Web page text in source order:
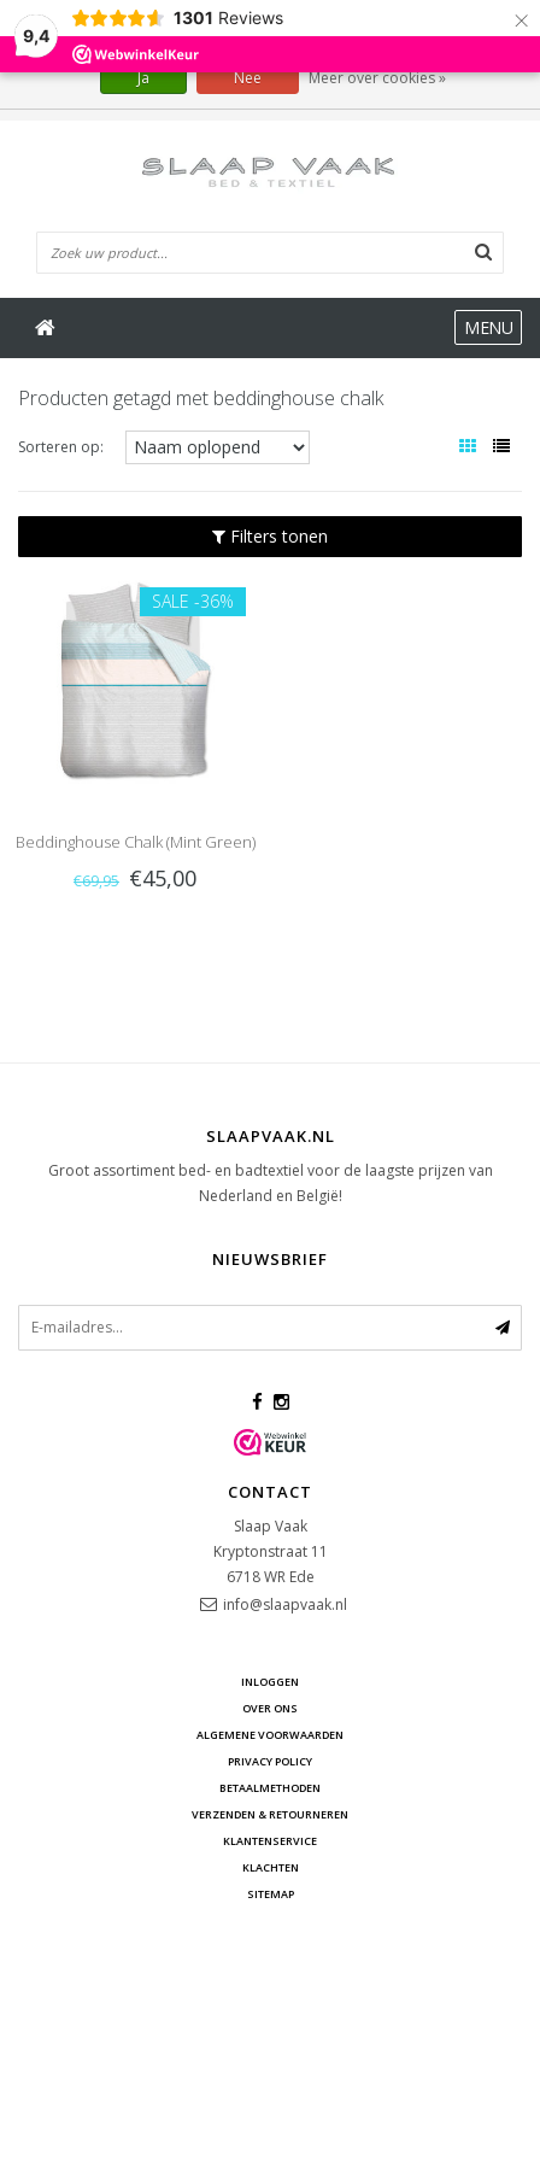
9,4
1301 Reviews ×
MENU
Producten getagd met beddinghouse chalk
Sorteren op:
Filters tonen
SALE -36%
Beddinghouse Chalk (Mint Green)
€69,95 €45,00
SLAAPVAAK.NL
Groot assortiment bed- en badtextiel voor de laagste prijzen van
Nederland en België!
NIEUWSBRIEF
CONTACT
Slaap Vaak
Kryptonstraat 11
6718 WR Ede
info@slaapvaak.nl
INLOGGEN
OVER ONS
ALGEMENE VOORWAARDEN
PRIVACY POLICY
BETAALMETHODEN
VERZENDEN & RETOURNEREN
KLANTENSERVICE
KLACHTEN
SITEMAP
Wij slaan cookies op om onze website te verbeteren. Is dat akkoord?
Ja Nee Meer over cookies »